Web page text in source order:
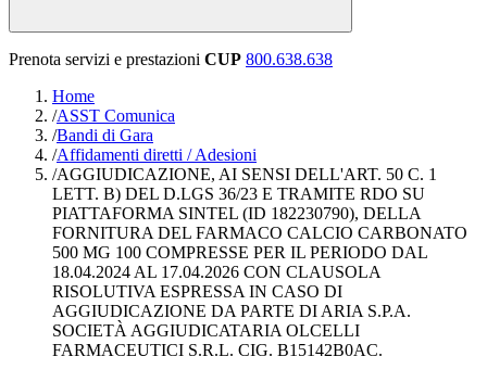
Prenota servizi e prestazioni CUP 800.638.638
Home
/ASST Comunica
/Bandi di Gara
/Affidamenti diretti / Adesioni
/AGGIUDICAZIONE, AI SENSI DELL'ART. 50 C. 1
LETT. B) DEL D.LGS 36/23 E TRAMITE RDO SU
PIATTAFORMA SINTEL (ID 182230790), DELLA
FORNITURA DEL FARMACO CALCIO CARBONATO
500 MG 100 COMPRESSE PER IL PERIODO DAL
18.04.2024 AL 17.04.2026 CON CLAUSOLA
RISOLUTIVA ESPRESSA IN CASO DI
AGGIUDICAZIONE DA PARTE DI ARIA S.P.A.
SOCIETÀ AGGIUDICATARIA OLCELLI
FARMACEUTICI S.R.L. CIG. B15142B0AC.